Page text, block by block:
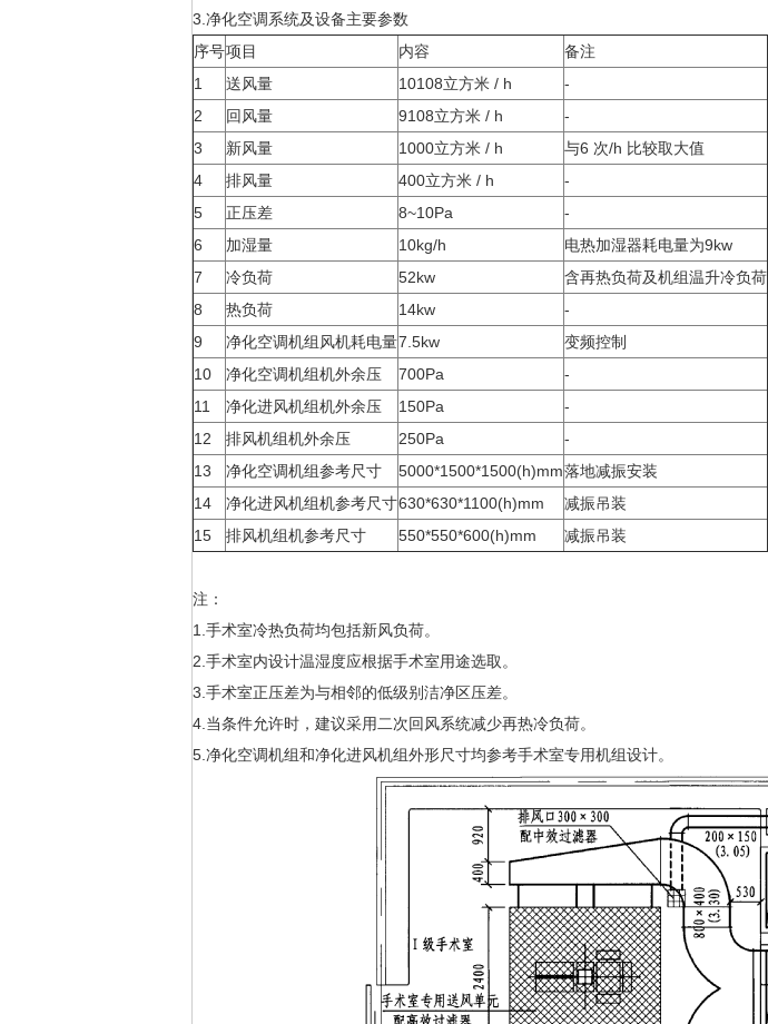
3.净化空调系统及设备主要参数
序号项目 内容
备注
1
送风量 10108立方米 / h
-
2
回风量 9108立方米 / h
-
3
新风量 1000立方米 / h
与6 次/h 比较取大值
4
排风量 400立方米 / h
-
5
正压差 8~10Pa
-
6
加湿量 10kg/h
电热加湿器耗电量为9kw
7
冷负荷 52kw
含再热负荷及机组温升冷负荷
8
热负荷 14kw
-
9
净化空调机组风机耗电量7.5kw
变频控制
10
净化空调机组机外余压 700Pa
-
11
净化进风机组机外余压 150Pa
-
12
排风机组机外余压 250Pa
-
13
净化空调机组参考尺寸 5000*1500*1500(h)mm落地减振安装
14
净化进风机组机参考尺寸630*630*1100(h)mm
减振吊装
15
排风机组机参考尺寸 550*550*600(h)mm 减振吊装
注：
1.手术室冷热负荷均包括新风负荷。
2.手术室内设计温湿度应根据手术室用途选取。
3.手术室正压差为与相邻的低级别洁净区压差。
4.当条件允许时，建议采用二次回风系统减少再热冷负荷。
5.净化空调机组和净化进风机组外形尺寸均参考手术室专用机组设计。